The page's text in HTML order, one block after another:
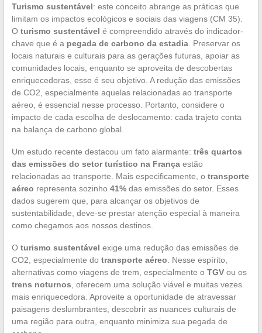
Turismo sustentável: este conceito abrange as práticas que
limitam os impactos ecológicos e sociais das viagens (CM 35).
O turismo sustentável é compreendido através do indicador-
chave que é a pegada de carbono da estadia. Preservar os
locais naturais e culturais para as gerações futuras, apoiar as
comunidades locais, enquanto se aproveita de descobertas
enriquecedoras, esse é seu objetivo. A redução das emissões
de CO2, especialmente aquelas relacionadas ao transporte
aéreo, é essencial nesse processo. Portanto, considere o
impacto de cada escolha de deslocamento: cada trajeto conta
na balança de carbono global.
Um estudo recente destacou um fato alarmante: três quartos
das emissões do setor turístico na Françaestão
relacionadas ao transporte. Mais especificamente, o transporte
aéreo representa sozinho 41%das emissões do setor. Esses
dados sugerem que, para alcançar os objetivos de
sustentabilidade, deve-se prestar atenção especial à maneira
como chegamos aos nossos destinos.
O turismo sustentável exige uma redução das emissões de
CO2, especialmente do transporte aéreo . Nesse espírito,
alternativas como viagens de trem, especialmente o TGVou os
trens noturnos , oferecem uma solução viável e muitas vezes
mais enriquecedora. Aproveite a oportunidade de atravessar
paisagens deslumbrantes, descobrir as nuances culturais de
uma região para outra, enquanto minimiza sua pegada de